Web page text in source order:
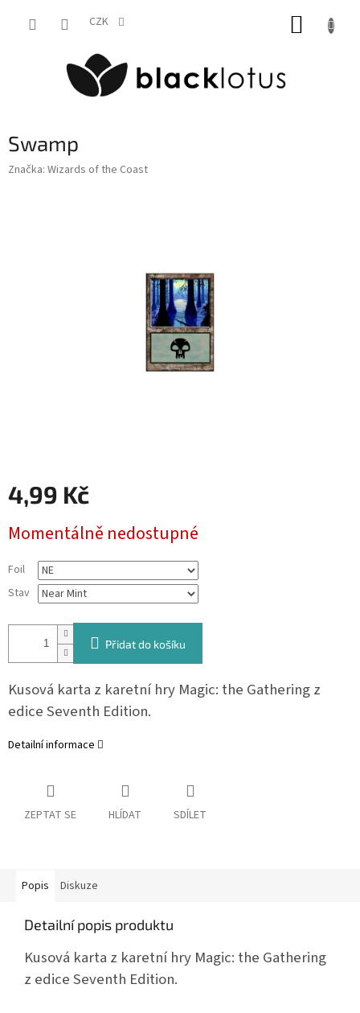
CZK
Swamp
Značka: Wizards of the Coast
4,99 Kč
cena:
Momentálně nedostupné
Foil
Stav
Přidat do košíku
Kusová karta z karetní hry Magic: the Gathering z
edice Seventh Edition.
Detailní informace
ZEPTAT SE HLÍDAT SDÍLET
Popis Diskuze
Detailní popis produktu
Kusová karta z karetní hry Magic: the Gathering
z edice Seventh Edition.